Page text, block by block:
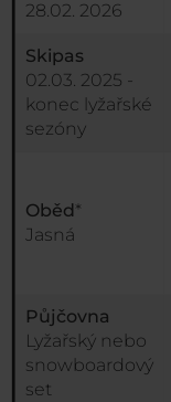
28.02. 2026
Skipas
02.03. 2025 -
konec lyžařské
sezóny
Oběd*
Jasná
Půjčovna
Lyžařský nebo
snowboardový
set